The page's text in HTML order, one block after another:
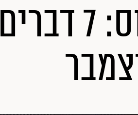
חנוכריסמס בדיסני פלוס: 7 דברים